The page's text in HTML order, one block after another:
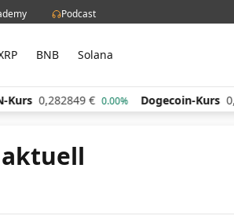
Podcast
BNB Solana
0,282849 € 0.00% Dogecoin-Kurs
aktuell